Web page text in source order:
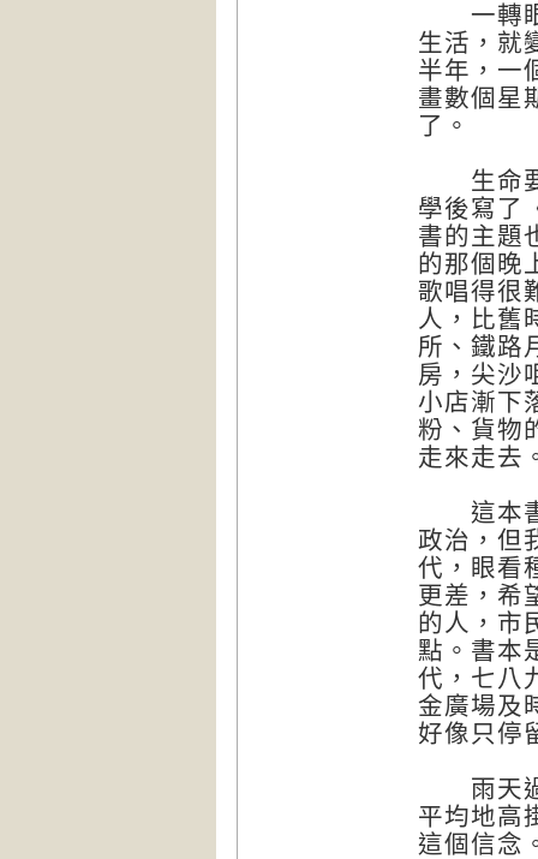
一轉眼
生活，就
半年，一
畫數個星
了。
生命要
學後寫了
書的主題
的那個晚
歌唱得很
人，比舊
所、鐵路
房，尖沙
小店漸下
粉、貨物
走來走去
這本書
政治，但
代，眼看
更差，希
的人，市
點。書本
代，七八
金廣場及
好像只停
雨天過
平均地高
這個信念